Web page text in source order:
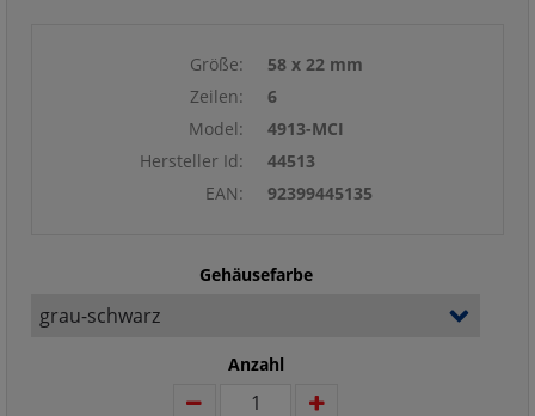
Größe:
58 x 22 mm
Zeilen:
6
Model:
4913-MCI
Hersteller Id:
44513
EAN:
92399445135
Gehäusefarbe
Anzahl